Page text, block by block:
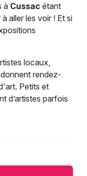
à Cussac étant
aller les voir ! Et si
locaux,
rendez-
Petits et
d’artistes parfois